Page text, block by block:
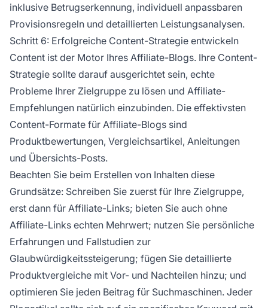
inklusive Betrugserkennung, individuell anpassbaren
Provisionsregeln und detaillierten Leistungsanalysen.
Schritt 6: Erfolgreiche Content-Strategie entwickeln
Content ist der Motor Ihres Affiliate-Blogs. Ihre Content-
Strategie sollte darauf ausgerichtet sein, echte
Probleme Ihrer Zielgruppe zu lösen und Affiliate-
Empfehlungen natürlich einzubinden. Die effektivsten
Content-Formate für Affiliate-Blogs sind
Produktbewertungen, Vergleichsartikel, Anleitungen
und Übersichts-Posts.
Beachten Sie beim Erstellen von Inhalten diese
Grundsätze: Schreiben Sie zuerst für Ihre Zielgruppe,
erst dann für Affiliate-Links; bieten Sie auch ohne
Affiliate-Links echten Mehrwert; nutzen Sie persönliche
Erfahrungen und Fallstudien zur
Glaubwürdigkeitssteigerung; fügen Sie detaillierte
Produktvergleiche mit Vor- und Nachteilen hinzu; und
optimieren Sie jeden Beitrag für Suchmaschinen. Jeder